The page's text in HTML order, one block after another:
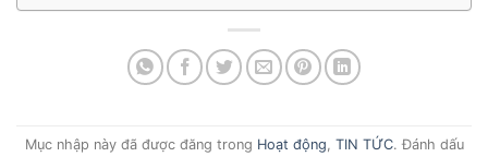
Mục nhập này đã được đăng trong Hoạt động TIN TỨC. Đánh dấu